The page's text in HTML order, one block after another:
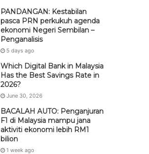
PANDANGAN: Kestabilan
pasca PRN perkukuh agenda
ekonomi Negeri Sembilan –
Penganalisis
5 days ago
Which Digital Bank in Malaysia
Has the Best Savings Rate in
2026?
June 30, 2026
BACALAH AUTO: Penganjuran
F1 di Malaysia mampu jana
aktiviti ekonomi lebih RM1
bilion
1 week ago